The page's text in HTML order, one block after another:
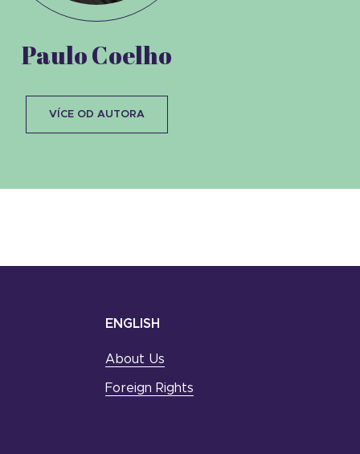
Paulo Coelho
VÍCE OD AUTORA
ENGLISH
About Us
Foreign Rights